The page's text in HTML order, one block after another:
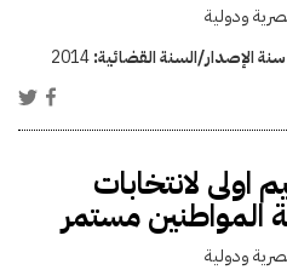
ودولية
سنة الإصدار/السنة القضائية:2014
اولى لانتخابات
المواطنين مستمر
ودولية